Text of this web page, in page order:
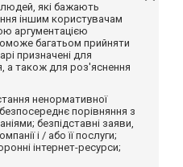
людей, які бажають
іншим користувачам
аргументацією
багатьом прийняти
призначені для
а також для роз'яснення
ненормативної
порівняння з
безпідставні заяви,
і / або її послуги;
інтернет-ресурси;